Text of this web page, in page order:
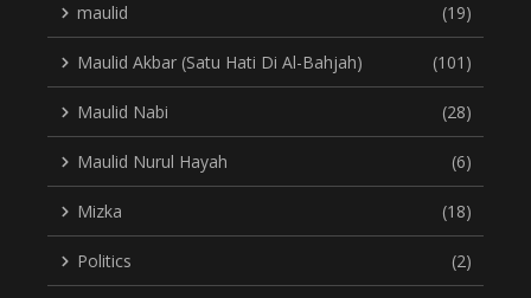
maulid (19)
Maulid Akbar (Satu Hati Di Al-Bahjah) (101)
Maulid Nabi (28)
Maulid Nurul Hayah (6)
Mizka (18)
Politics (2)